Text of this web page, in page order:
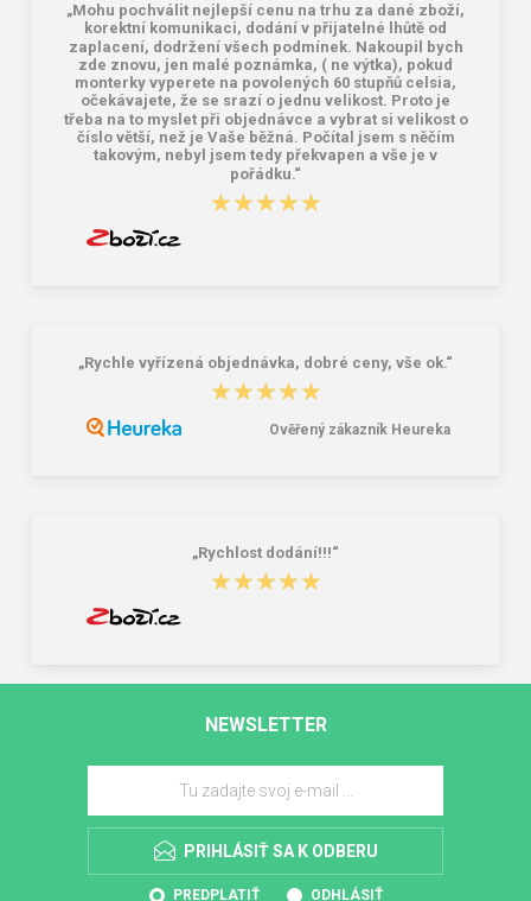
„Mohu pochválit nejlepší cenu na trhu za dané zboží,
korektní komunikaci, dodání v přijatelné lhůtě od
zaplacení, dodržení všech podmínek. Nakoupil bych
zde znovu, jen malé poznámka, ( ne výtka), pokud
monterky vyperete na povolených 60 stupňů celsia,
očekávajete, že se srazí o jednu velikost. Proto je
třeba na to myslet při objednávce a vybrat si velikost o
číslo větší, než je Vaše běžná. Počítal jsem s něčím
takovým, nebyl jsem tedy překvapen a vše je v
pořádku.“
★★★★★
★★★★★
„Rychle vyřízená objednávka, dobré ceny, vše ok.“
★★★★★
★★★★★
Ověřený zákazník Heureka
„Rychlost dodání!!!“
★★★★★
★★★★★
NEWSLETTER
PRIHLÁSIŤ SA K ODBERU
PREDPLATIŤ ODHLÁSIŤ